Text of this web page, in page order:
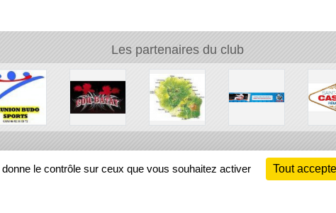
Les partenaires du club
le contrôle sur ceux que vous souhaitez activer Tout